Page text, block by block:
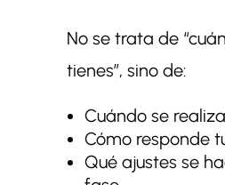
No se trata de
tienes”, sino de:
Cuándo se
Cómo responde
Qué ajustes se